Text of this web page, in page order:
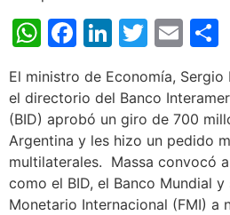
WhatsApp
Facebook
LinkedIn
Twitter
El ministro de Economía,
el directorio del Banco
(BID) aprobó un giro de 700
Argentina y les hizo un pedido
multilaterales. Massa convocó
como el BID, el Banco Mundial
Monetario Internacional (FMI) a